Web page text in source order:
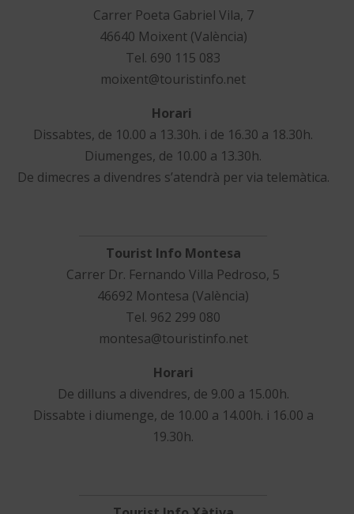
Carrer Poeta Gabriel Vila, 7
46640 Moixent (València)
Tel. 690 115 083
moixent@touristinfo.net
Horari
Dissabtes, de 10.00 a 13.30h. i de 16.30 a 18.30h.
Diumenges, de 10.00 a 13.30h.
De dimecres a divendres s’atendrà per via telemàtica.
Tourist Info Montesa
Carrer Dr. Fernando Villa Pedroso, 5
46692 Montesa (València)
Tel. 962 299 080
montesa@touristinfo.net
Horari
De dilluns a divendres, de 9.00 a 15.00h.
Dissabte i diumenge, de 10.00 a 14.00h. i 16.00 a
19.30h.